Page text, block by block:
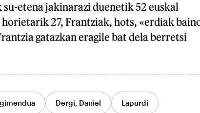
etena jakinarazi duenetik 52 euskal
27, Frantziak, hots, «erdiak
gatazkan eragile bat dela berretsi
Dergi, Daniel Lapurdi